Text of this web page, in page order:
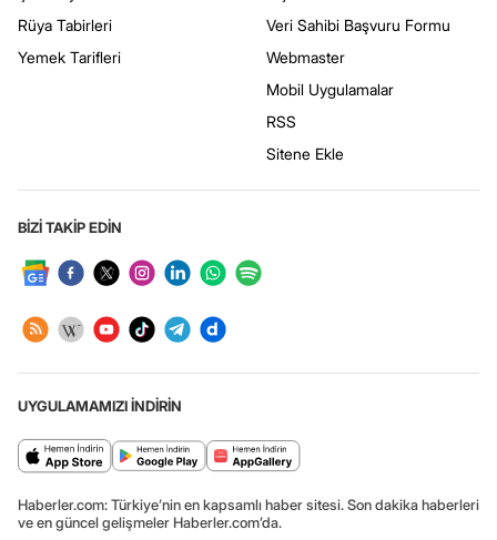
Rüya Tabirleri
Yemek Tarifleri
Veri Sahibi Başvuru Formu
Webmaster
Mobil Uygulamalar
RSS
Sitene Ekle
BİZİ TAKİP EDİN
UYGULAMAMIZI İNDİRİN
Haberler.com: Türkiye’nin en kapsamlı haber sitesi. Son dakika haberleri
ve en güncel gelişmeler Haberler.com’da.